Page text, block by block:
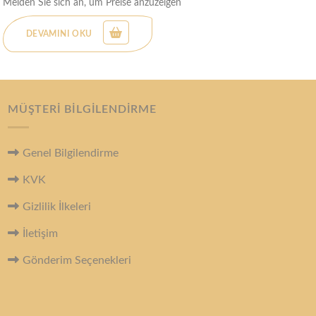
Melden Sie sich an, um Preise anzuzeigen
DEVAMINI OKU
MÜŞTERI BILGILENDIRME
Genel Bilgilendirme
KVK
Gizlilik İlkeleri
İletişim
Gönderim Seçenekleri